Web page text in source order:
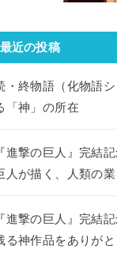
最近の投稿
・終物語（化物語
「神」の所在
進撃の巨人』完結
人が描く、人類の
進撃の巨人』完結
る神作品をありがと